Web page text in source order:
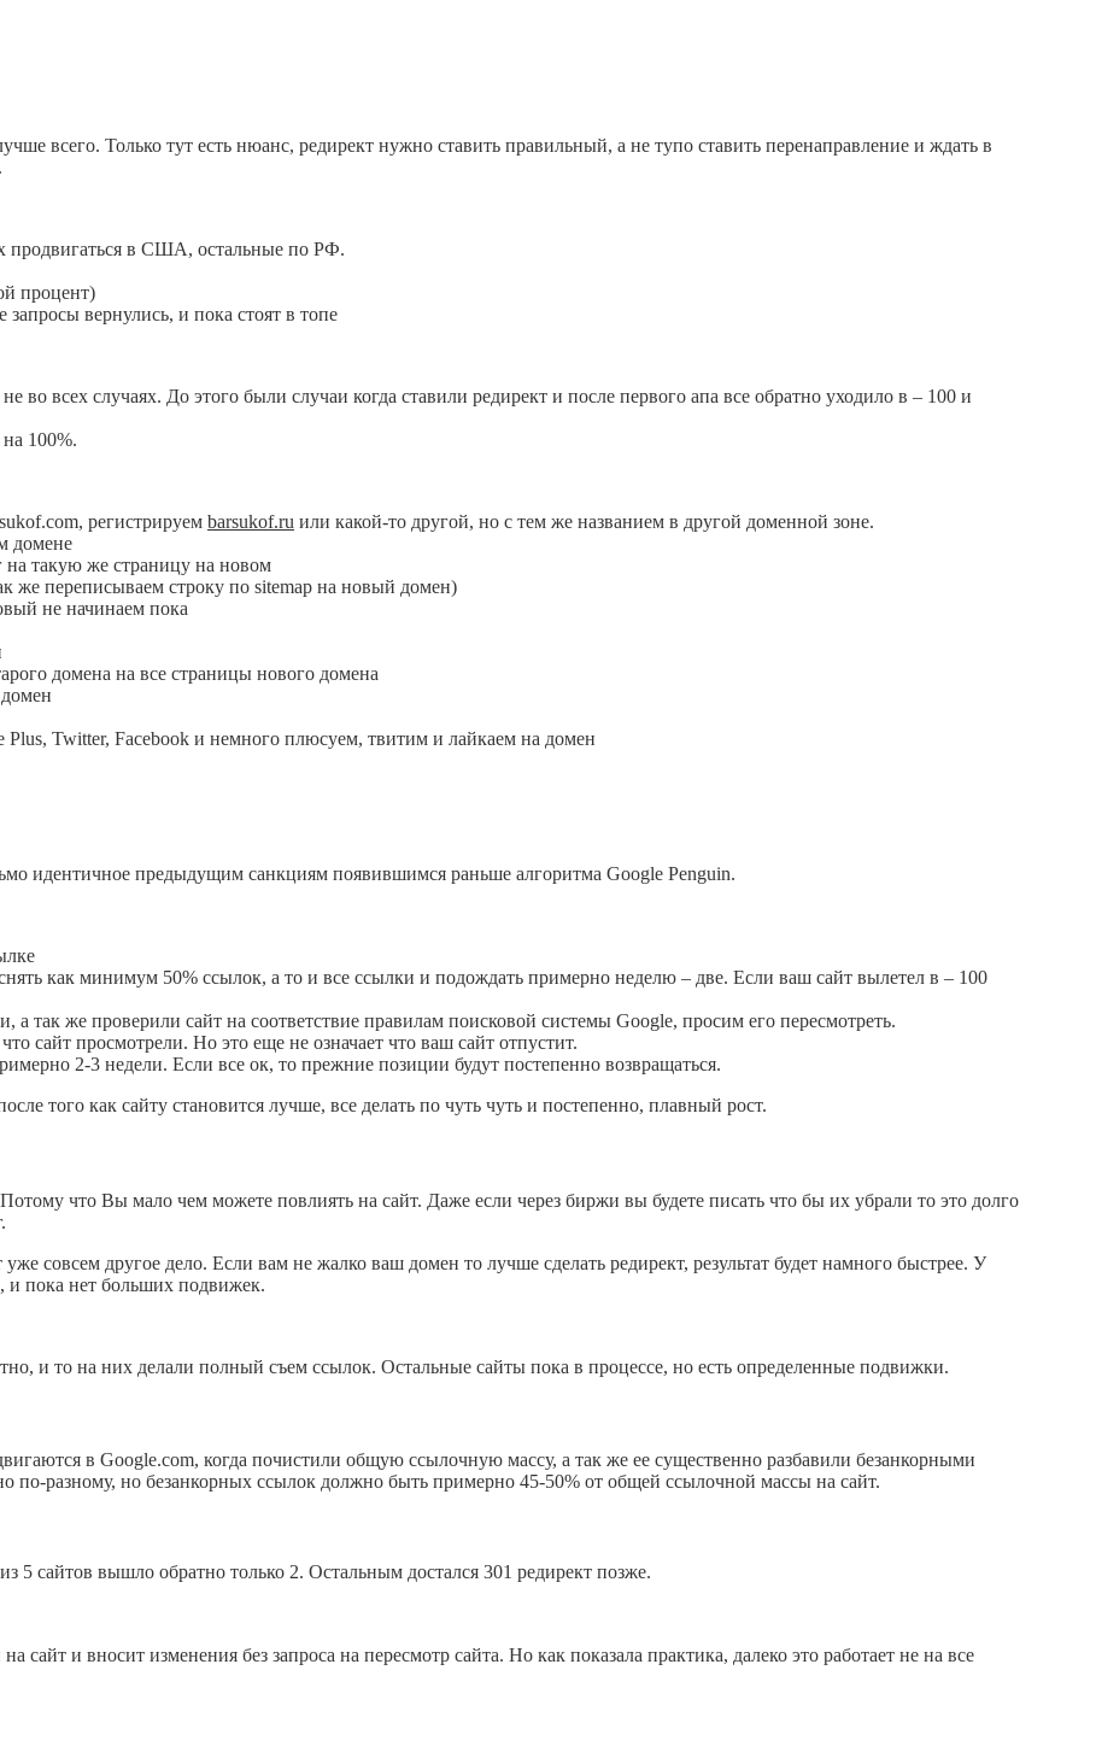
всего. Только тут есть нюанс, редирект нужно ставить правильный, а не тупо ставить перенаправление и ждать в
продвигаться в США, остальные по РФ.
процент)
вернулись, и пока стоят в топе
во всех случаях. До этого были случаи когда ставили редирект и после первого апа все обратно уходило в – 100 и
100%.
регистрируем barsukof.ru или какой-то другой, но с тем же названием в другой доменной зоне.
домене
на такую же страницу на новом
же переписываем строку по sitemap на новый домен)
не начинаем пока
домена на все страницы нового домена
Twitter, Facebook и немного плюсуем, твитим и лайкаем на домен
идентичное предыдущим санкциям появившимся раньше алгоритма Google Penguin.
как минимум 50% ссылок, а то и все ссылки и подождать примерно неделю – две. Если ваш сайт вылетел в – 100
так же проверили сайт на соответствие правилам поисковой системы Google, просим его пересмотреть.
сайт просмотрели. Но это еще не означает что ваш сайт отпустит.
2-3 недели. Если все ок, то прежние позиции будут постепенно возвращаться.
того как сайту становится лучше, все делать по чуть чуть и постепенно, плавный рост.
что Вы мало чем можете повлиять на сайт. Даже если через биржи вы будете писать что бы их убрали то это долго
совсем другое дело. Если вам не жалко ваш домен то лучше сделать редирект, результат будет намного быстрее. У
и пока нет больших подвижек.
и то на них делали полный съем ссылок. Остальные сайты пока в процессе, но есть определенные подвижки.
в Google.com, когда почистили общую ссылочную массу, а так же ее существенно разбавили безанкорными
по-разному, но безанкорных ссылок должно быть примерно 45-50% от общей ссылочной массы на сайт.
5 сайтов вышло обратно только 2. Остальным достался 301 редирект позже.
сайт и вносит изменения без запроса на пересмотр сайта. Но как показала практика, далеко это работает не на все